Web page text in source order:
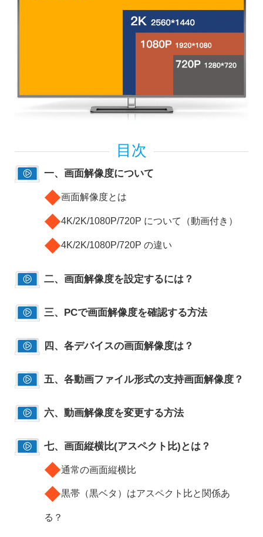
一、画面解像度について
◆画面解像度とは
◆4K/2K/1080P/720P について（動画付き）
◆4K/2K/1080P/720P の違い
二、画面解像度を設定するには？
三、PCで画面解像度を確認する方法
四、各デバイスの画面解像度は？
五、各動画ファイル形式の支持画面解像度？
六、動画解像度を変更する方法
七、画面縦横比(アスペクト比)とは？
◆通常の画面縦横比
◆黒帯（黒ベタ）はアスペクト比と関係あ
る？